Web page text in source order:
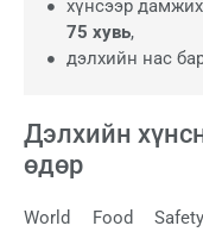
хүнсээр
75 хувь,
дэлхийн нас
Дэлхийн
өдөр
World Food